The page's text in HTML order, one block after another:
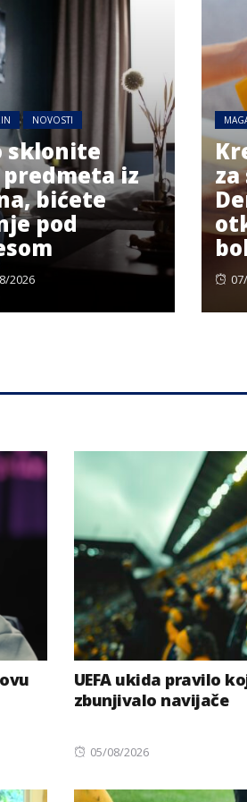
NOVOSTI
sklonite
iz
bićete
pod
2026
UEFA ukida pravilo
zbunjivalo navijače
Posted
05/08/2026